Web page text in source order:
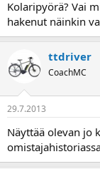
Kolaripyörä? Vai
hakenut näinkin
ttdriver
CoachMC
29.7.2013
Näyttää olevan jo